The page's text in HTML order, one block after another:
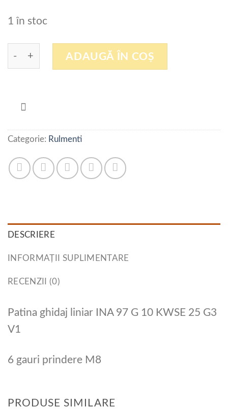
1 în stoc
Cantitate Patina ghidaj liniar INA 97 G 10 KWSE
ADAUGĂ ÎN COȘ
Categorie: Rulmenti
DESCRIERE
INFORMAȚII SUPLIMENTARE
RECENZII (0)
Patina ghidaj liniar INA 97 G 10 KWSE 25 G3
V1
6 gauri prindere M8
PRODUSE SIMILARE